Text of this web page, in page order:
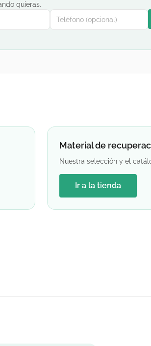
quieras.
Material de
Nuestra selección y el
Ir a la tienda